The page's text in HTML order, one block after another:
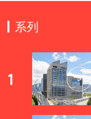
系列
1